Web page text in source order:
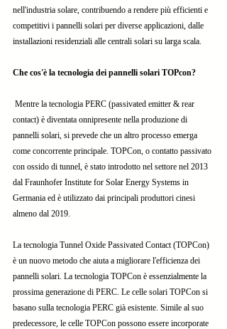
nell'industria solare, contribuendo a rendere più efficienti e
competitivi i pannelli solari per diverse applicazioni, dalle
installazioni residenziali alle centrali solari su larga scala.
Che cos'è la tecnologia dei pannelli solari TOPcon?
Mentre la tecnologia PERC (passivated emitter & rear
contact) è diventata onnipresente nella produzione di
pannelli solari, si prevede che un altro processo emerga
come concorrente principale. TOPCon, o contatto passivato
con ossido di tunnel, è stato introdotto nel settore nel 2013
dal Fraunhofer Institute for Solar Energy Systems in
Germania ed è utilizzato dai principali produttori cinesi
almeno dal 2019.
La tecnologia Tunnel Oxide Passivated Contact (TOPCon)
è un nuovo metodo che aiuta a migliorare l'efficienza dei
pannelli solari. La tecnologia TOPCon è essenzialmente la
prossima generazione di PERC. Le celle solari TOPCon si
basano sulla tecnologia PERC già esistente. Simile al suo
predecessore, le celle TOPCon possono essere incorporate